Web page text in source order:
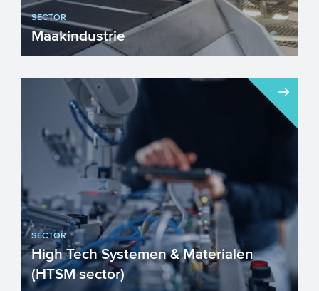
SECTOR
Maakindustrie
De maakindustrie is dé industrie
waarbinnen nieuwe producten worden
vervaardigd uit materialen. Het...
SECTOR
High Tech Systemen & Materialen
(HTSM sector)